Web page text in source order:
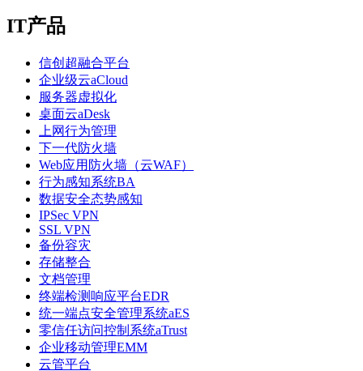
IT产品
信创超融合平台
企业级云aCloud
服务器虚拟化
桌面云aDesk
上网行为管理
下一代防火墙
Web应用防火墙（云WAF）
行为感知系统BA
数据安全态势感知
IPSec VPN
SSL VPN
备份容灾
存储整合
文档管理
终端检测响应平台EDR
统一端点安全管理系统aES
零信任访问控制系统aTrust
企业移动管理EMM
云管平台